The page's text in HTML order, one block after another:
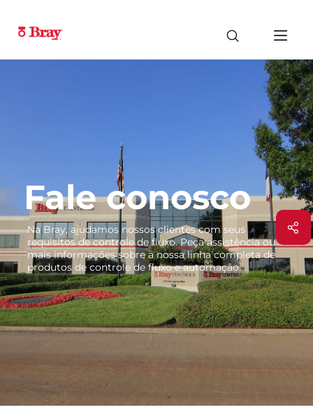
Fale conosco
Na Bray, ajudamos nossos clientes com seus
requisitos de controle de fluxo. Peça assistência ou
mais informações sobre a nossa linha completa de
produtos de controle de fluxo e automação.